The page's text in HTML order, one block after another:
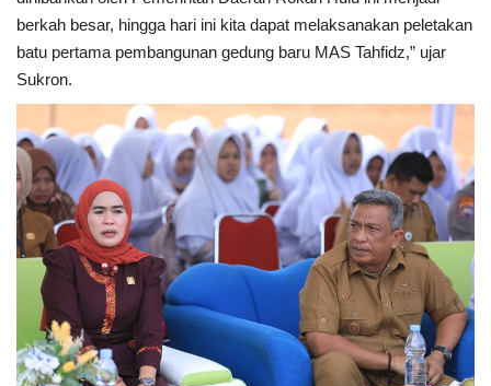
berkah besar, hingga hari ini kita dapat melaksanakan peletakan
batu pertama pembangunan gedung baru MAS Tahfidz,” ujar
Sukron.